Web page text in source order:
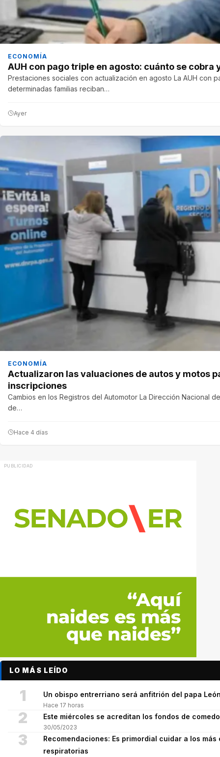
ECONOMÍA
AUH con pago triple en agosto: cuánto se cobra
Prestaciones sociales con actualización en agosto La AUH con
determinadas familias reciban…
Ayer
ECONOMÍA
Actualizaron las valuaciones de autos y motos
inscripciones
Cambios en los Registros del Automotor La Dirección Nacional
de…
Hace 4 días
LO MÁS LEÍDO
1 Un obispo entrerriano será anfitrión del papa
Hace 17 horas
2 Este miércoles se acreditan los fondos de
30/05/2023
3
Recomendaciones: Es primordial cuidar a los
respiratorias